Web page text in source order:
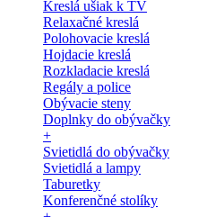
Kreslá ušiak k TV
Relaxačné kreslá
Polohovacie kreslá
Hojdacie kreslá
Rozkladacie kreslá
Regály a police
Obývacie steny
Doplnky do obývačky
+
Svietidlá do obývačky
Svietidlá a lampy
Taburetky
Konferenčné stolíky